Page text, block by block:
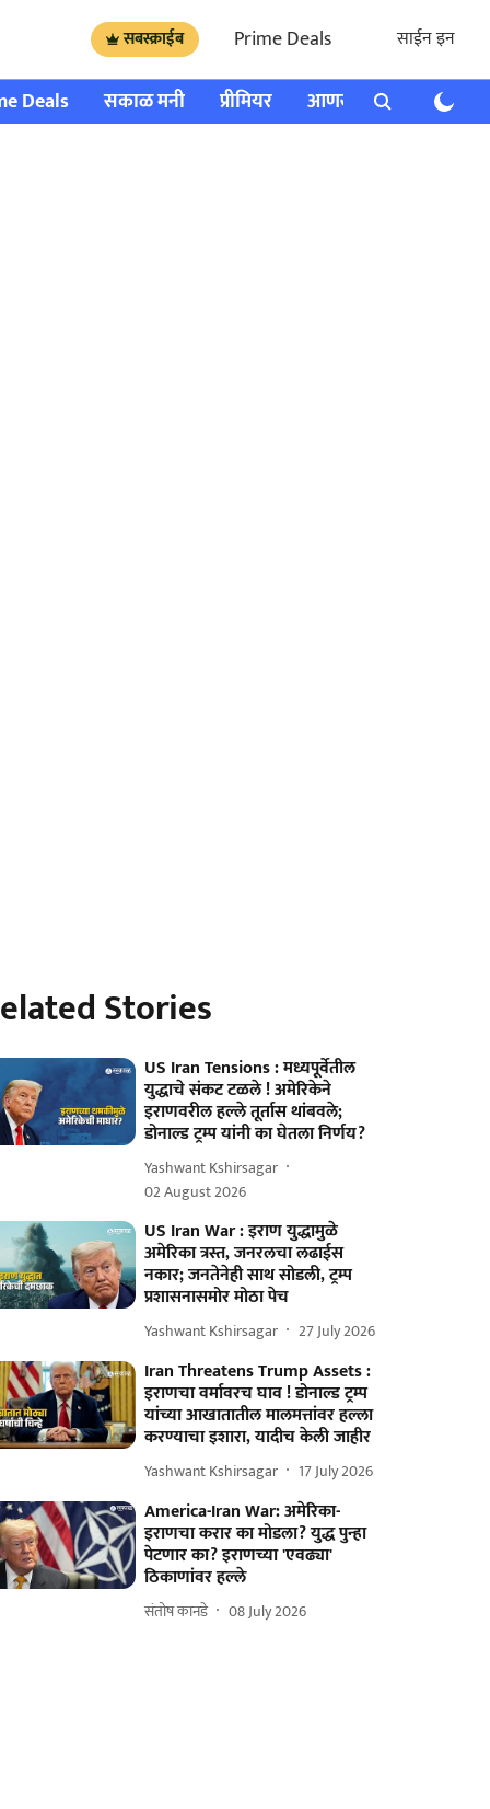
सबस्क्राईब Prime Deals साईन इन
Deals सकाळ मनी प्रीमियर आणखी राशी भविष्य
Stories
US Iran Tensions : मध्यपूर्वेतील
युद्धाचे संकट टळले ! अमेरिकेने
इराणवरील हल्ले तूर्तास थांबवले;
डोनाल्ड ट्रम्प यांनी का घेतला निर्णय?
Yashwant Kshirsagar
02 August 2026
US Iran War : इराण युद्धामुळे
अमेरिका त्रस्त, जनरलचा लढाईस
नकार; जनतेनेही साथ सोडली, ट्रम्प
प्रशासनासमोर मोठा पेच
Yashwant Kshirsagar 27 July 2026
Iran Threatens Trump Assets :
इराणचा वर्मावरच घाव ! डोनाल्ड ट्रम्प
यांच्या आखातातील मालमत्तांवर हल्ला
करण्याचा इशारा, यादीच केली जाहीर
Yashwant Kshirsagar 17 July 2026
America-Iran War: अमेरिका-
इराणचा करार का मोडला? युद्ध पुन्हा
पेटणार का? इराणच्या 'एवढ्या'
ठिकाणांवर हल्ले
संतोष कानडे 08 July 2026